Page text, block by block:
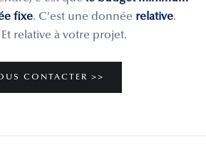
fixe. C’est une donnée relative.
relative à votre projet.
CONTACTER >>